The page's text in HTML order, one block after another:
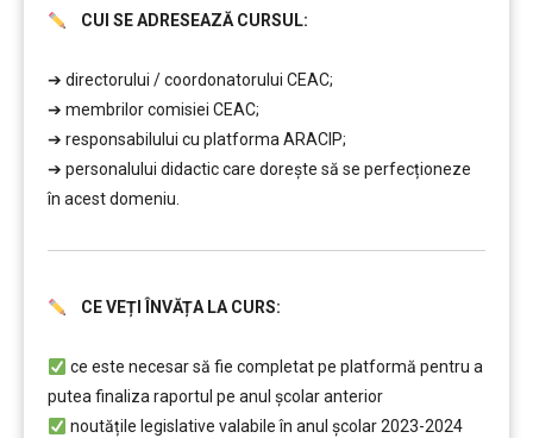
CUI SE ADRESEAZĂ CURSUL:
➔ directorului / coordonatorului CEAC;
➔ membrilor comisiei CEAC;
➔ responsabilului cu platforma ARACIP;
➔ personalului didactic care doreşte să se perfecționeze
în acest domeniu.
CE VEȚI ÎNVĂȚA LA CURS:
ce este necesar să fie completat pe platformă pentru a
putea finaliza raportul pe anul școlar anterior
noutățile legislative valabile în anul școlar 2023-2024